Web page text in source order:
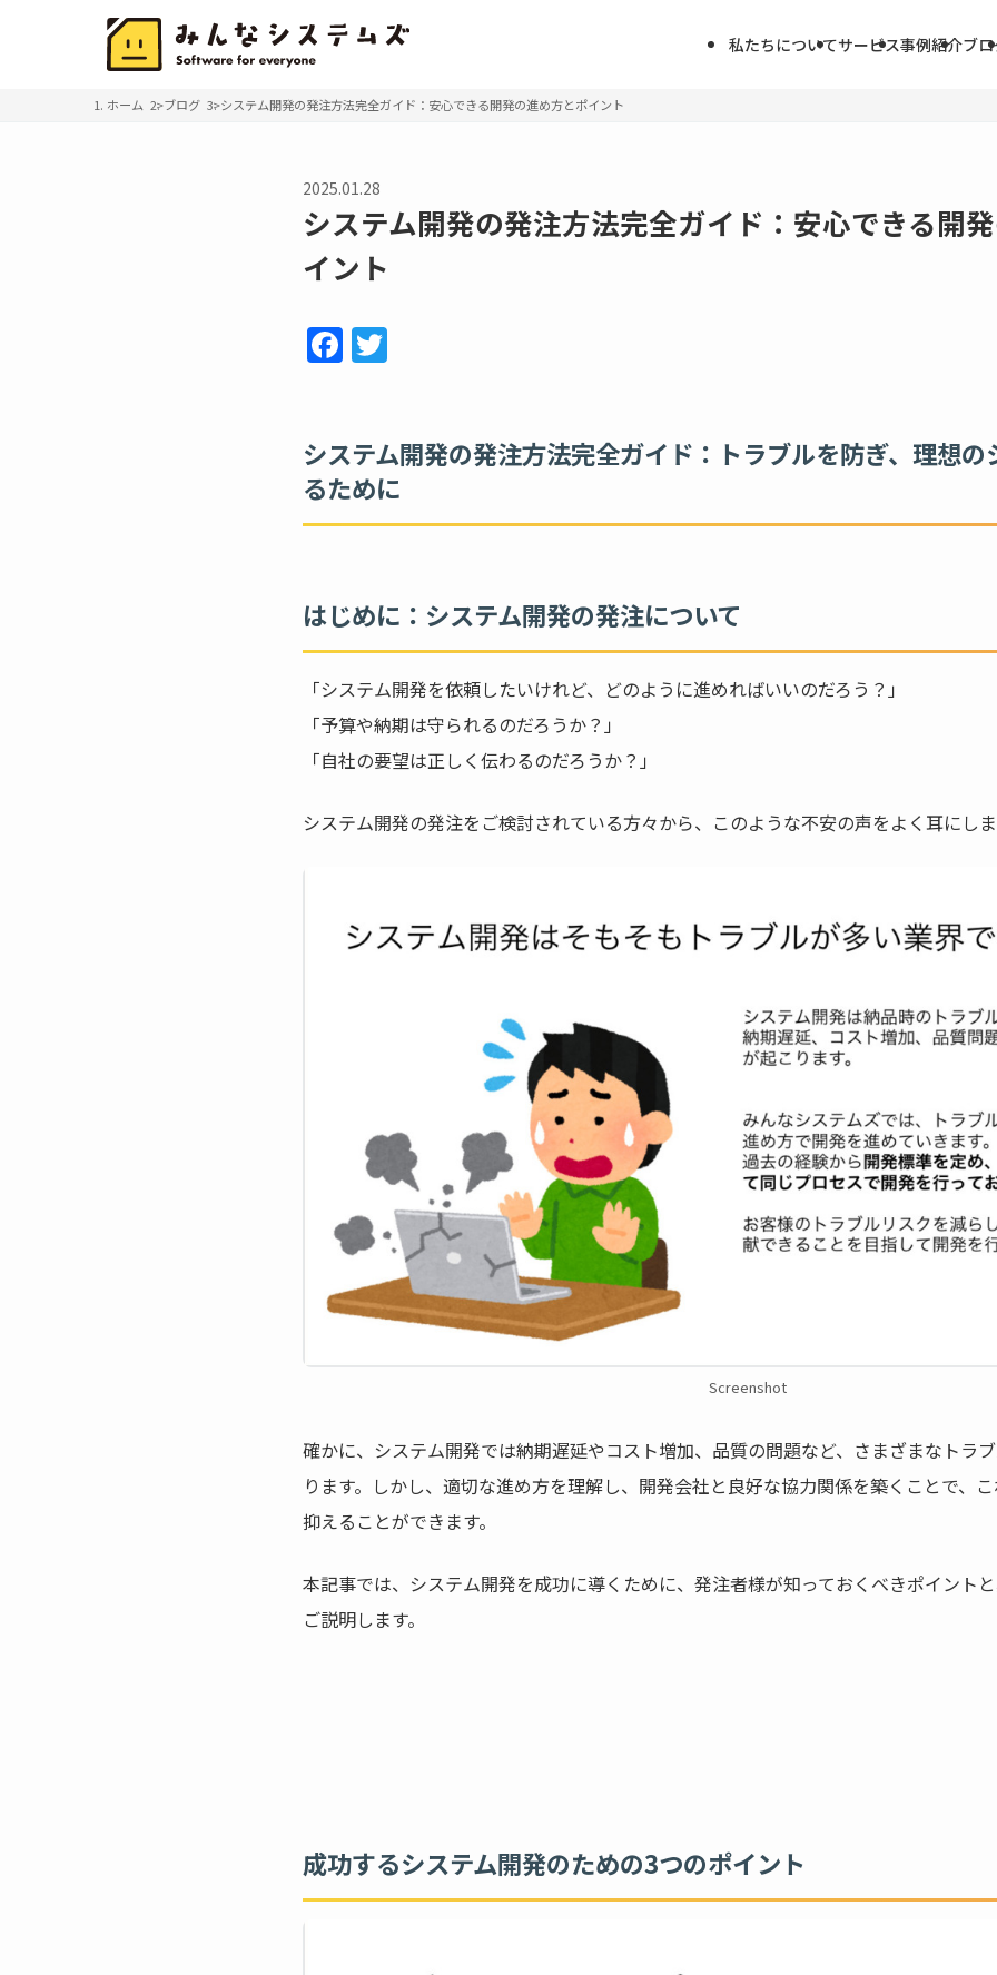
私たちについてサービス事例紹介ブ
ホーム ブログ システム開発の発注方法完全ガイド：安心できる開発の進め方とポイント
2025.01.28
システム開発の発注方法完全ガイド：安心できる開
イント
F
a
e
b
o
k
er
システム開発の発注方法完全ガイド：トラブルを防ぎ、理想の
るために
はじめに：システム開発の発注について
「システム開発を依頼したいけれど、どのように進めればいいのだろう？」
「予算や納期は守られるのだろうか？」
「自社の要望は正しく伝わるのだろうか？」
システム開発の発注をご検討されている方々から、このような不安の声をよく耳にし
Screenshot
確かに、システム開発では納期遅延やコスト増加、品質の問題など、さまざまなトラ
ります。しかし、適切な進め方を理解し、開発会社と良好な協力関係を築くことで、
抑えることができます。
本記事では、システム開発を成功に導くために、発注者様が知っておくべきポイント
ご説明します。
成功するシステム開発のための3つのポイント